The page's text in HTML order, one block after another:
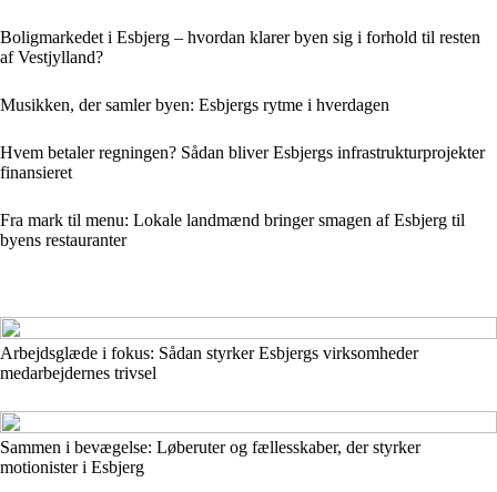
Boligmarkedet i Esbjerg – hvordan klarer byen sig i forhold til resten
af Vestjylland?
Musikken, der samler byen: Esbjergs rytme i hverdagen
Hvem betaler regningen? Sådan bliver Esbjergs infrastrukturprojekter
finansieret
Fra mark til menu: Lokale landmænd bringer smagen af Esbjerg til
byens restauranter
Arbejdsglæde i fokus: Sådan styrker Esbjergs virksomheder
medarbejdernes trivsel
Sammen i bevægelse: Løberuter og fællesskaber, der styrker
motionister i Esbjerg